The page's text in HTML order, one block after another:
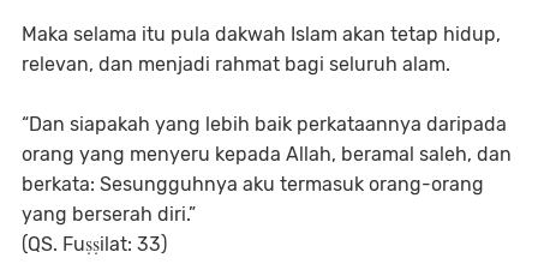
Maka selama itu pula dakwah Islam akan tetap hidup,
relevan, dan menjadi rahmat bagi seluruh alam.
“Dan siapakah yang lebih baik perkataannya daripada
orang yang menyeru kepada Allah, beramal saleh, dan
berkata: Sesungguhnya aku termasuk orang-orang
yang berserah diri.”
(QS. Fuṣṣilat: 33)